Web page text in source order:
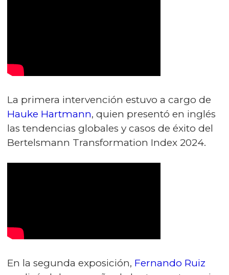
La primera intervención estuvo a cargo de
Hauke Hartmann, quien presentó en inglés
las tendencias globales y casos de éxito del
Bertelsmann Transformation Index 2024.
En la segunda exposición, Fernando Ruiz